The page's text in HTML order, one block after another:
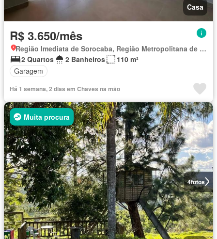
Casa
R$ 3.650/mês
Região Imediata de Sorocaba, Região Metropolitana de Sorocaba
2 Quartos
2 Banheiros
110 m²
Garagem
Há 1 semana, 2 dias em Chaves na mão
4fotos
Muita procura